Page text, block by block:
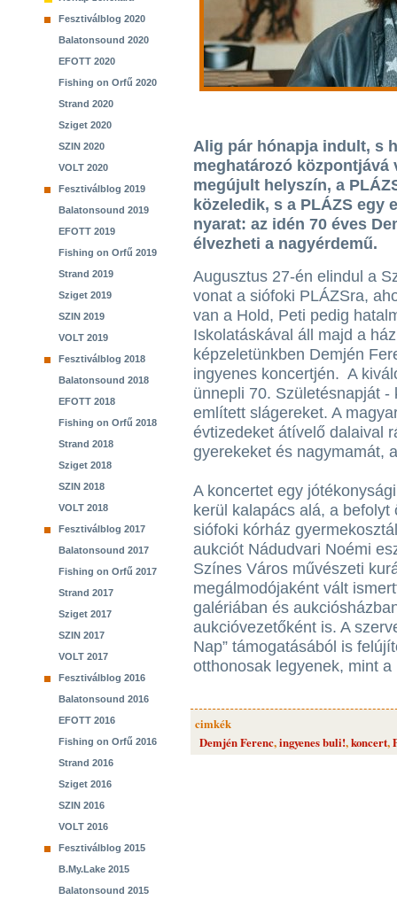
Fesztiválblog 2020
Balatonsound 2020
EFOTT 2020
Fishing on Orfű 2020
Strand 2020
Sziget 2020
SZIN 2020
VOLT 2020
Fesztiválblog 2019
Balatonsound 2019
EFOTT 2019
Fishing on Orfű 2019
Strand 2019
Sziget 2019
SZIN 2019
VOLT 2019
Fesztiválblog 2018
Balatonsound 2018
EFOTT 2018
Fishing on Orfű 2018
Strand 2018
Sziget 2018
SZIN 2018
VOLT 2018
Fesztiválblog 2017
Balatonsound 2017
Fishing on Orfű 2017
Strand 2017
Sziget 2017
SZIN 2017
VOLT 2017
Fesztiválblog 2016
Balatonsound 2016
EFOTT 2016
Fishing on Orfű 2016
Strand 2016
Sziget 2016
SZIN 2016
VOLT 2016
Fesztiválblog 2015
B.My.Lake 2015
Balatonsound 2015
Alig pár hónapja indult, s
meghatározó
megújult helyszín, a
közeledik, s a PLÁZS egy
nyarat: az idén 70 éves
élvezheti a nagyérdemű.
Augusztus 27-én elindul a
vonat a siófoki PLÁZSra,
van a Hold, Peti pedig
Iskolatáskával áll majd a
képzeletünkben Demjén
ingyenes koncertjén. A
ünnepli 70. Születésnapját
említett slágereket. A
évtizedeket átívelő dalaival
gyerekeket és nagymamát,
A koncertet egy
kerül kalapács alá, a
siófoki kórház
aukciót Nádudvari Noémi
Színes Város művészeti
megálmodójaként vált
galériában és
aukcióvezetőként is. A
Nap” támogatásából is
otthonosak legyenek, mint
cimkék
Demjén Ferenc,ingyenes buli!,koncert,